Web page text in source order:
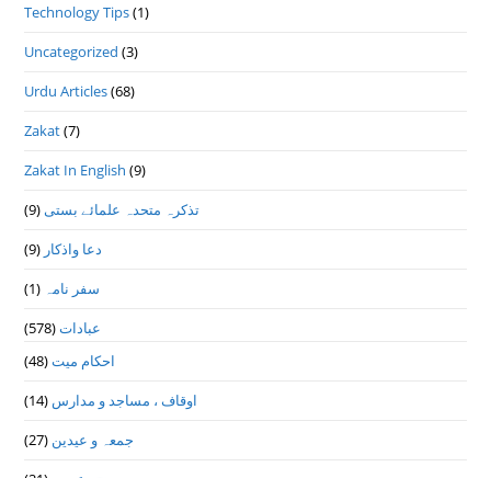
Technology Tips(1)
Uncategorized (3)
Urdu Articles(68)
Zakat(7)
Zakat In English (9)
تذكرہ متحدہ علمائے بستى(9)
دعا واذكار (9)
سفر نامہ (1)
عبادات(578)
احکام میت(48)
اوقاف ، مساجد و مدارس (14)
جمعہ و عیدین (27)